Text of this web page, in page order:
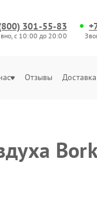
301-55-83
с 10:00 до 20:00
Отзывы Доставка